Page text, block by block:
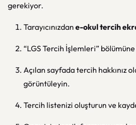
gerekiyor.
Tarayıcınızdan e-okul tercih
“LGS Tercih İşlemleri” bölümüne
Açılan sayfada tercih hakkınız
görüntüleyin.
Tercih listenizi oluşturun ve